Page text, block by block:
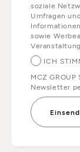
soziale
Umfragen
sowie
ICH
MCZ
Newsletter